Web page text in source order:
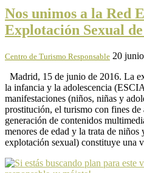
Nos unimos a la Red
Explotación Sexual
Centro de Turismo Responsable 20
Madrid, 15 de junio de 2016. La
la infancia y la adolescencia
manifestaciones (niños, niñas y
prostitución, el turismo con fines
generación de contenidos
menores de edad y la trata de niños
explotación sexual) constituye una